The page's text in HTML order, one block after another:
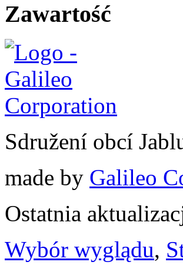
Zawartość
Sdružení obcí
made by Galileo
Ostatnia
Wybór wyglądu,